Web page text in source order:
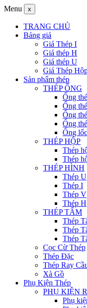
Menu x
TRANG CHỦ
Bảng giá
Giá Thép I
Giá thép H
Giá thép U
Giá Thép
Sản phẩm thép
THÉP ỐNG
Ống
Ống
Ống
Ống
Ống
THÉP HỘP
Thép
Thép
THÉP HÌNH
Thép U
Thép I
Thép V
Thép H
THÉP TẤM
Thép
Thép
Thép
Cọc Cừ Thép
Thép Đặc
Thép Ray
Xà Gồ
Phụ Kiện Thép
PHỤ KIỆN
Phụ